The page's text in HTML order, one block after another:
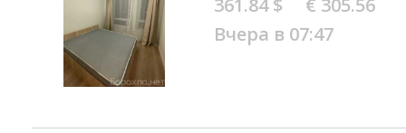
361.84 $
€ 305.56
Вчера в 07:47